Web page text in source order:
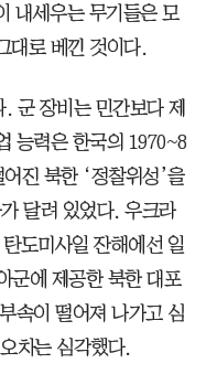
내세우는 무기들은 모
대로 베낀 것이다.
군 장비는 민간보다 제
능력은 한국의 1970~8
진 북한 ‘정찰위성’을
달려 있었다. 우크라
도미사일 잔해에선 일
군에 제공한 북한 대포
속이 떨어져 나가고 심
차는 심각했다.